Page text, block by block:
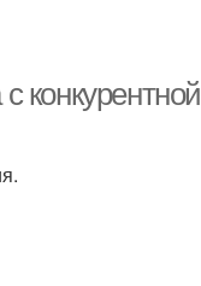
конкурентной